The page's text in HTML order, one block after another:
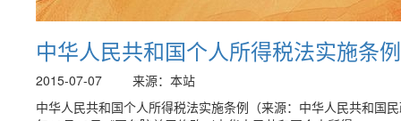
中华人民共和国个人所得税法实施条例
2015-07-07
来源：本站
中华人民共和国个人所得税法实施条例（来源：中华人民共和